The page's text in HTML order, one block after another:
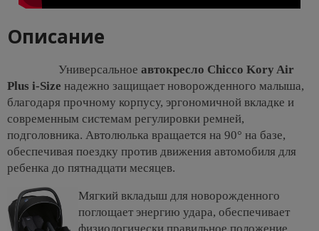
Описание
Универсальное автокресло Chicco Kory Air
Plus i-Size надежно защищает новорожденного малыша,
благодаря прочному корпусу, эргономичной вкладке и
современным системам регулировки ремней,
подголовника. Автолюлька вращается на 90° на базе,
обеспечивая поездку против движения автомобиля для
ребенка до пятнадцати месяцев.
Мягкий вкладыш для новорожденного
поглощает энергию удара, обеспечивает